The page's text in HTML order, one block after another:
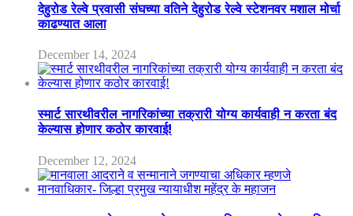
देहुरोड रेल्वे प्रवासी संघच्या वतिने देहुरोड रेल्वे स्टेशनवर मशाल मोर्चा
काढण्यात आला
December 14, 2024
स्मार्ट सारथीवरील नागरिकांच्या तक्रारी योग्य कार्यवाही न करता बंद
केल्यास होणार कठोर कारवाई!
December 12, 2024